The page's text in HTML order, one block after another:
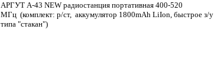
АРГУТ А-43 NEW радиостанция портативная 400-520
МГц (комплект: р/ст, аккумулятор 1800mAh LiIon, быстрое з/у
типа "стакан")